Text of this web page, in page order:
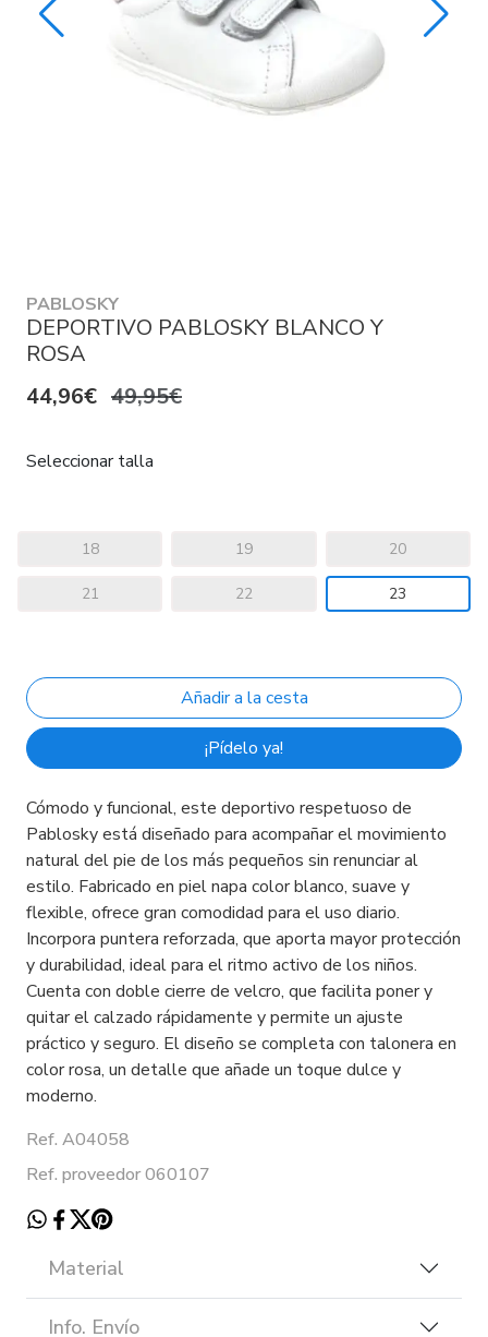
PABLOSKY
DEPORTIVO PABLOSKY BLANCO Y
ROSA
44,96€ 49,95€
Seleccionar talla
18 19 20
21 22 23
¡Pídelo ya!
Cómodo y funcional, este deportivo respetuoso de
Pablosky está diseñado para acompañar el movimiento
natural del pie de los más pequeños sin renunciar al
estilo. Fabricado en piel napa color blanco, suave y
flexible, ofrece gran comodidad para el uso diario.
Incorpora puntera reforzada, que aporta mayor protección
y durabilidad, ideal para el ritmo activo de los niños.
Cuenta con doble cierre de velcro, que facilita poner y
quitar el calzado rápidamente y permite un ajuste
práctico y seguro. El diseño se completa con talonera en
color rosa, un detalle que añade un toque dulce y
moderno.
Ref. A04058
Ref. proveedor 060107
Material
Info. Envío